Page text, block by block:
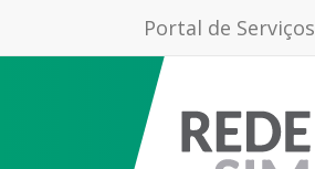
Portal de Serviços